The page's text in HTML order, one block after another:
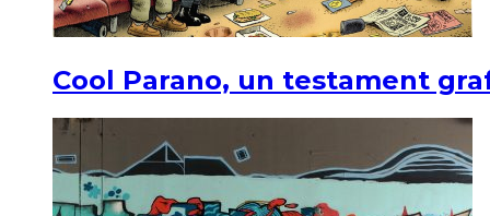
Cool Parano, un testament